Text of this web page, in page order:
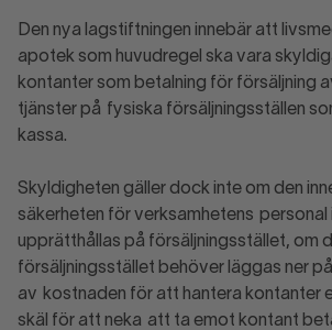
Den nya lagstiftningen innebär att
apotek som huvudregel ska vara
kontanter som betalning för försäljning
tjänster på fysiska försäljningsställen
kassa.
Skyldigheten gäller dock inte om den
säkerheten för verksamhetens personal
upprätthållas på försäljningsstället, om
försäljningsstället behöver läggas ner
av kostnaden för att hantera kontanter
skäl för att neka att ta emot kontant